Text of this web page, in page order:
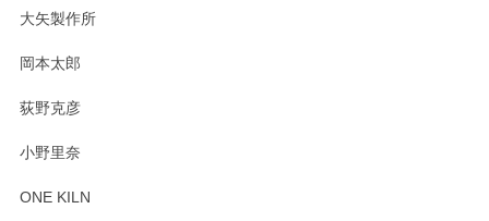
大矢製作所
岡本太郎
荻野克彦
小野里奈
ONE KILN